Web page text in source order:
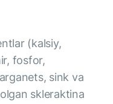
(kalsiy,
fosfor,
sink va
skleraktina